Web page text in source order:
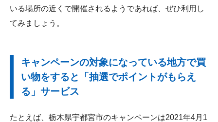
いる場所の近くで開催されるようであれば、ぜひ利用し
てみましょう。
キャンペーンの対象になっている地方で買
い物をすると「抽選でポイントがもらえ
る」サービス
たとえば、栃木県宇都宮市のキャンペーンは2021年4月1